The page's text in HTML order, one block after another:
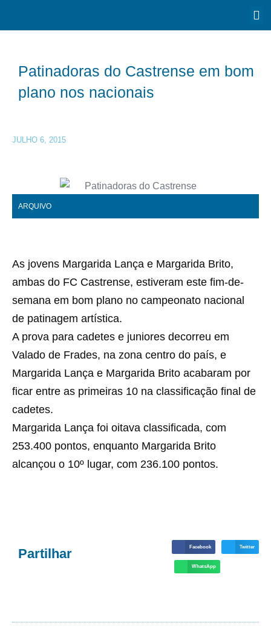
Patinadoras do Castrense em bom
plano nos nacionais
JULHO 6, 2015
ARQUIVO
As jovens Margarida Lança e Margarida Brito,
ambas do FC Castrense, estiveram este fim-de-
semana em bom plano no campeonato nacional
de patinagem artística.
A prova para cadetes e juniores decorreu em
Valado de Frades, na zona centro do país, e
Margarida Lança e Margarida Brito acabaram por
ficar entre as primeiras 10 na classificação final de
cadetes.
Margarida Lança foi oitava classificada, com
253.400 pontos, enquanto Margarida Brito
alcançou o 10º lugar, com 236.100 pontos.
Partilhar Facebook Twitter
WhatsApp